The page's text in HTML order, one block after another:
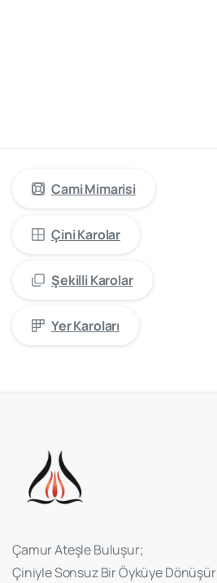
Cami Mimarisi
Çini Karolar
Şekilli Karolar
Yer Karoları
Çamur Ateşle Buluşur;
Çiniyle Sonsuz Bir Öyküye Dönüşür